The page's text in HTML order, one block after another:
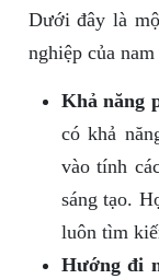
Dưới đây là
nghiệp của
Khả năng
có khả
vào tính
sáng tạo.
luôn tìm
Hướng đi